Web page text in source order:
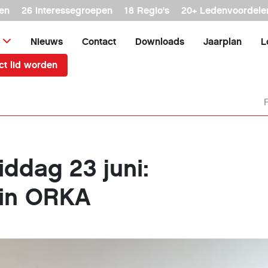
26 interessegroepen 18 Regio's 20+
Nieuws Contact Downloads Jaarplan
lid worden
23 juni:
ORKA